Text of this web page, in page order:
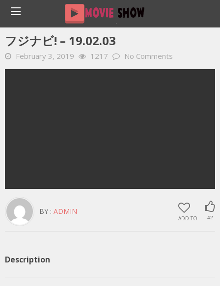
Home YOUTUBE 動画 毎日 フジナビ! – 19.02.03
フジナビ! – 19.02.03
February 3, 2019 1217 No Comments
ADD TO 42
BY : ADMIN
Description